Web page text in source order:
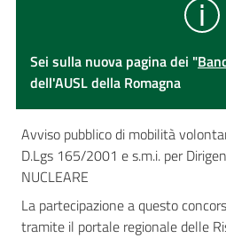
Sei sulla nuova pagina dei "
dell'AUSL della Romagna
Avviso pubblico di mobilità
D.Lgs 165/2001 e s.m.i. per
NUCLEARE
La partecipazione a questo
tramite il portale regionale delle